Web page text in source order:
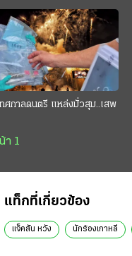
ศกาลดนตรี แหล่งมั่วสุม..เสพ
า 1
แท็กที่เกี่ยวข้อง
แจ็คสัน หวัง นักร้องเกาหลี